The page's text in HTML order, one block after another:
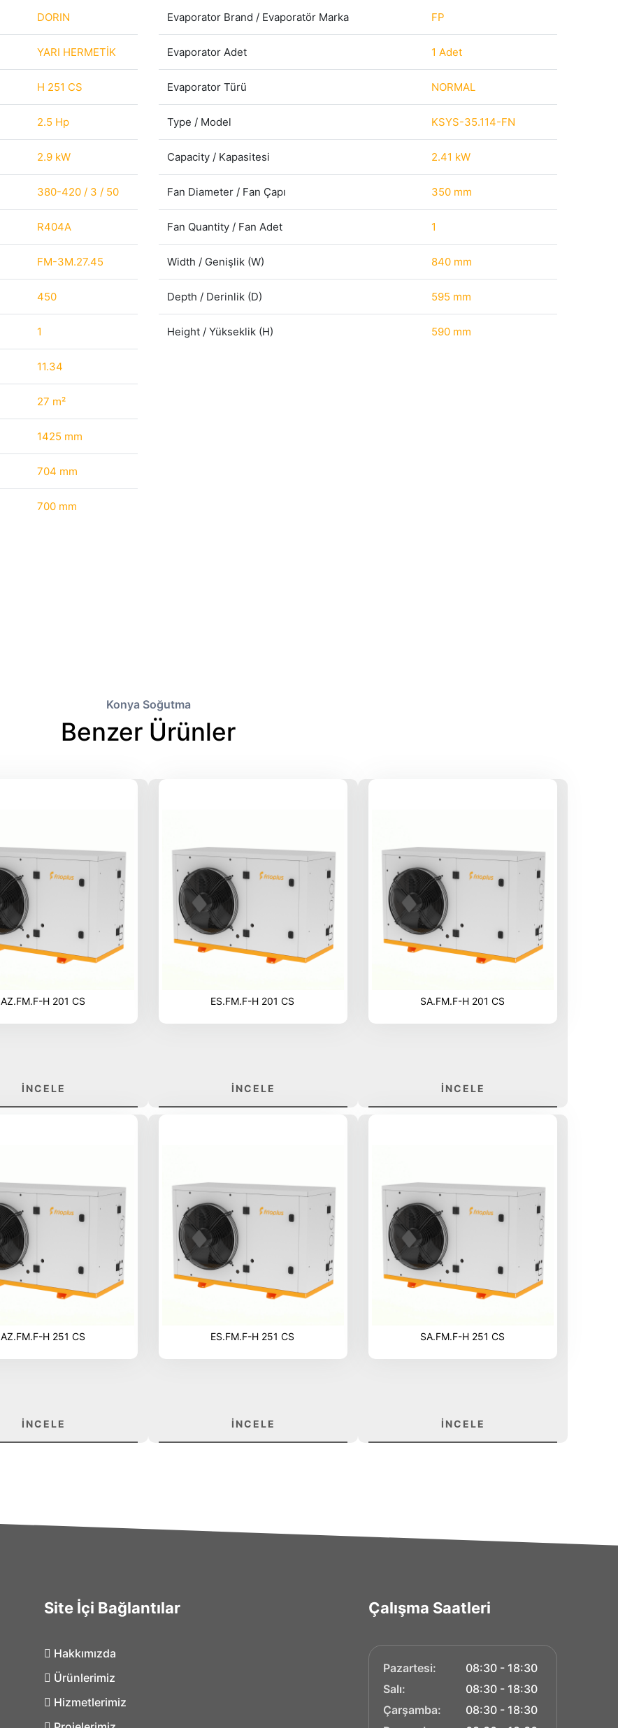
DORIN
YARI HERMETİK
H 251 CS
2.5 Hp
2.9 kW
380-420 / 3 / 50
R404A
FM-3M.27.45
450
1
11.34
27 m²
1425 mm
704 mm
700 mm
Evaporator Brand / Evaporatör Marka FP
Evaporator Adet 1 Adet
Evaporator Türü NORMAL
Type / Model KSYS-35.114-FN
Capacity / Kapasitesi 2.41 kW
Fan Diameter / Fan Çapı 350 mm
Fan Quantity / Fan Adet 1
Width / Genişlik (W) 840 mm
Depth / Derinlik (D) 595 mm
Height / Yükseklik (H) 590 mm
Konya Soğutma
Benzer Ürünler
AZ.FM.F-H 201 CS
İNCELE
ES.FM.F-H 201 CS
İNCELE
SA.FM.F-H 201 CS
İNCELE
AZ.FM.F-H 251 CS
İNCELE
ES.FM.F-H 251 CS
İNCELE
SA.FM.F-H 251 CS
İNCELE
Site İçi Bağlantılar
Hakkımızda
Ürünlerimiz
Hizmetlerimiz
Çalışma Saatleri
Pazartesi:
08:30 - 18:30
Salı:
08:30 - 18:30
Çarşamba:
08:30 - 18:30